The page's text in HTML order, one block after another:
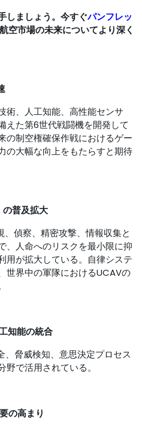
しましょう。今すぐパンフレッ
空市場の未来についてより深く
術、人工知能、高性能センサ
えた第6世代戦闘機を開発して
の制空権確保作戦におけるゲー
の大幅な向上をもたらすと期待
普及拡大
偵察、精密攻撃、情報収集と
、人命へのリスクを最小限に抑
用が拡大している。自律システ
世界中の軍隊におけるUCAVの
知能の統合
、脅威検知、意思決定プロセス
で活用されている。
の高まり